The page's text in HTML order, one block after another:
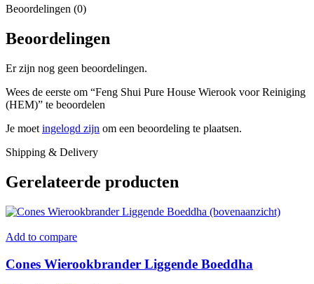
Beoordelingen (0)
Beoordelingen
Er zijn nog geen beoordelingen.
Wees de eerste om “Feng Shui Pure House Wierook voor Reiniging
(HEM)” te beoordelen
Je moet ingelogd zijn om een beoordeling te plaatsen.
Shipping & Delivery
Gerelateerde producten
Add to compare
Cones Wierookbrander Liggende Boeddha